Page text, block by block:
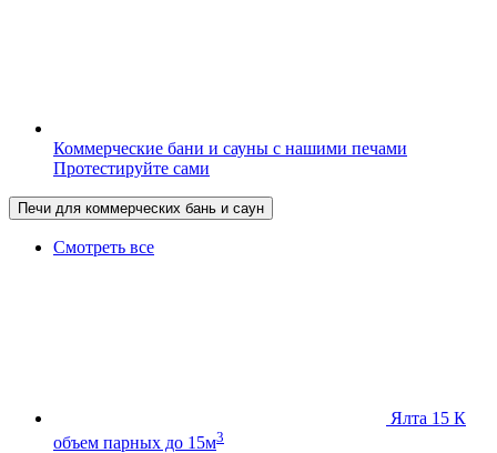
Коммерческие бани и сауны с нашими печами
Протестируйте сами
Печи для коммерческих бань и саун
Смотреть все
Ялта 15 К
объем парных до 15м3